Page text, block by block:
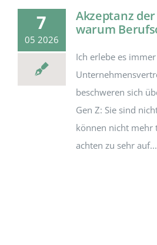
7
05 2026
Akzeptanz
warum
Ich erlebe es
beschweren sich
Gen Z: Sie sind
können nicht mehr
achten zu sehr auf...